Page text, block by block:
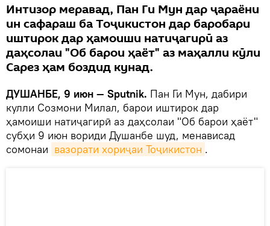
Интизор меравад, Пан Ги Мун дар ҷараёни
ин сафараш ба Тоҷикистон дар баробари
иштирок дар ҳамоиши натиҷагирӣ аз
даҳсолаи "Об барои ҳаёт" аз маҳалли кӯли
Сарез ҳам боздид кунад.
ДУШАНБЕ, 9 июн — Sputnik. Пан Ги Мун, дабири
кулли Созмони Милал, барои иштирок дар
ҳамоиши натиҷагирӣ аз даҳсолаи "Об барои ҳаёт"
субҳи 9 июн вориди Душанбе шуд, менависад
сомонаи вазорати хориҷаи Тоҷикистон .